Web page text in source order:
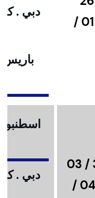
ولغاية 30 / 01 /
دبي .
باريس
ولغاية 03 / 04 /
دبي .